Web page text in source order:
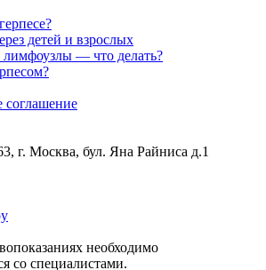
детей и взрослых
лимфоузлы — что делать?
соглашение
г. Москва, бул. Яна Райниса д.1
необходимо
со специалистами.